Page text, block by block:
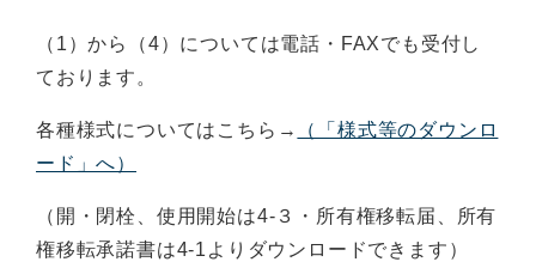
（1）から（4）については電話・FAXでも受付し
ております。
各種様式についてはこちら→
（「様式等のダウンロ
ード」へ）
（開・閉栓、使用開始は4-３・所有権移転届、所有
権移転承諾書は4-1よりダウンロードできます）